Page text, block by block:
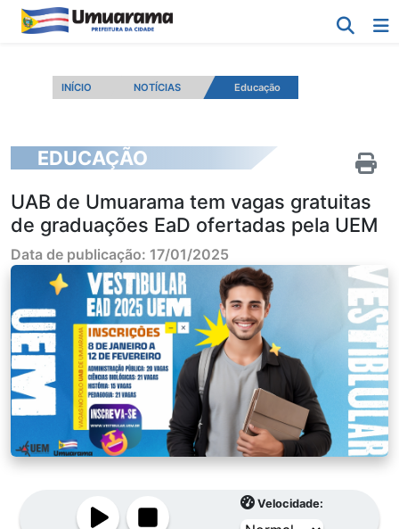
INÍCIO NOTÍCIAS Educação
EDUCAÇÃO
UAB de Umuarama tem vagas gratuitas
de graduações EaD ofertadas pela UEM
Data de publicação: 17/01/2025
Velocidade: